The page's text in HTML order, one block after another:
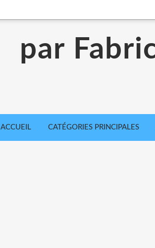
par
ACCUEIL CATÉGORIES PRINCIPALES